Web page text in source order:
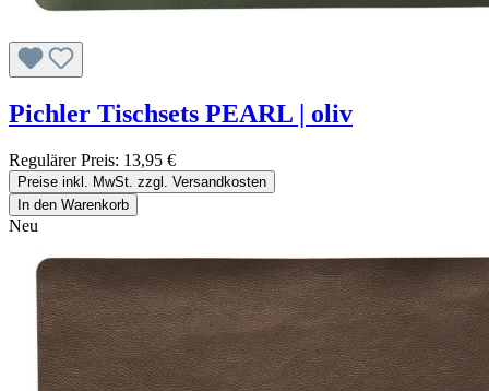
Pichler Tischsets PEARL | oliv
Regulärer Preis: 13,95 €
Preise inkl. MwSt. zzgl. Versandkosten
In den Warenkorb
Neu